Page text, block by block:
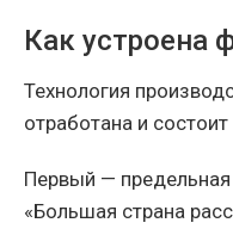
Как устроена
Технология
отработана и
Первый —
«Большая страна